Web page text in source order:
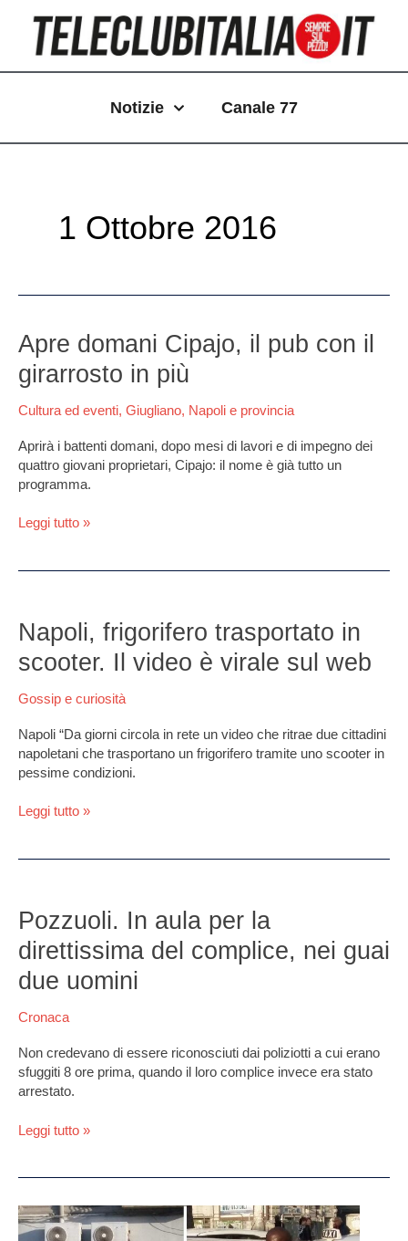
contenuto
Notizie Canale 77
1 Ottobre 2016
Apre domani Cipajo, il pub con il
girarrosto in più
Cultura ed eventi, Giugliano, Napoli e provincia
Aprirà i battenti domani, dopo mesi di lavori e di impegno dei
quattro giovani proprietari, Cipajo: il nome è già tutto un
programma.
Apre
domani
Cipajo,
pub
il
girarrosto
in
Leggi tutto »
Napoli, frigorifero trasportato in
scooter. Il video è virale sul web
Gossip e curiosità
Napoli “Da giorni circola in rete un video che ritrae due cittadini
napoletani che trasportano un frigorifero tramite uno scooter in
pessime condizioni.
frigorifero
trasportato
in
Il
è
virale
sul
Leggi tutto »
Pozzuoli. In aula per la
direttissima del complice, nei guai
due uomini
Cronaca
Non credevano di essere riconosciuti dai poliziotti a cui erano
sfuggiti 8 ore prima, quando il loro complice invece era stato
arrestato.
In
aula
per
direttissima
del
nei
guai
due
Leggi tutto »
Choc
a
articoli